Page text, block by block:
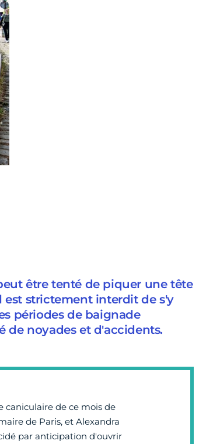
être tenté de piquer une tête
est strictement interdit de s'y
périodes de baignade
de noyades et d'accidents.
caniculaire de ce mois de
de Paris, et Alexandra
par anticipation d'ouvrir